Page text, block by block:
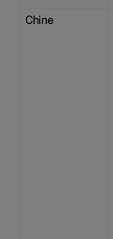
Chine